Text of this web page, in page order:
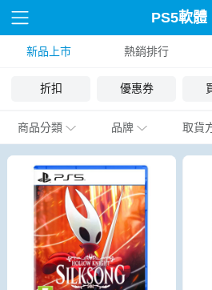
PS5軟體
新品上市 熱銷排行
折扣 優惠券
商品分類 品牌 取貨